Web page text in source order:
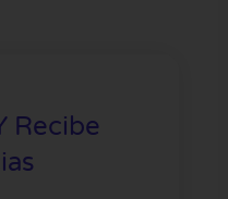
Recibe